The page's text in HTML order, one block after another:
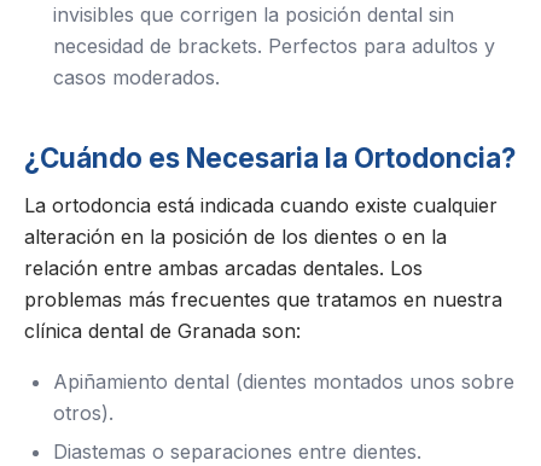
invisibles que corrigen la posición dental sin
necesidad de brackets. Perfectos para adultos y
casos moderados.
¿Cuándo es Necesaria la Ortodoncia?
La ortodoncia está indicada cuando existe cualquier
alteración en la posición de los dientes o en la
relación entre ambas arcadas dentales. Los
problemas más frecuentes que tratamos en nuestra
clínica dental de Granada son:
Apiñamiento dental (dientes montados unos sobre
otros).
Diastemas o separaciones entre dientes.